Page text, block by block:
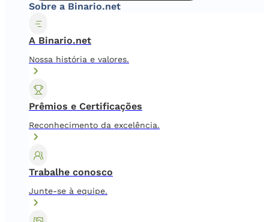
Sobre a Binario.net
A Binario.net
Nossa história e valores.
Prêmios e Certificações
Reconhecimento da excelência.
Trabalhe conosco
Junte-se à equipe.